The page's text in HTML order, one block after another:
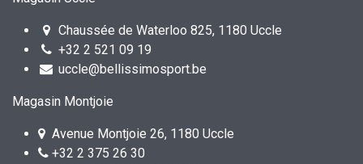
Chaussée de Waterloo 825, 1180 Uccle
+32 2 521 09 19
uccle@bellissimosport.be
Magasin Montjoie
Avenue Montjoie 26, 1180 Uccle
+32 2 375 26 30